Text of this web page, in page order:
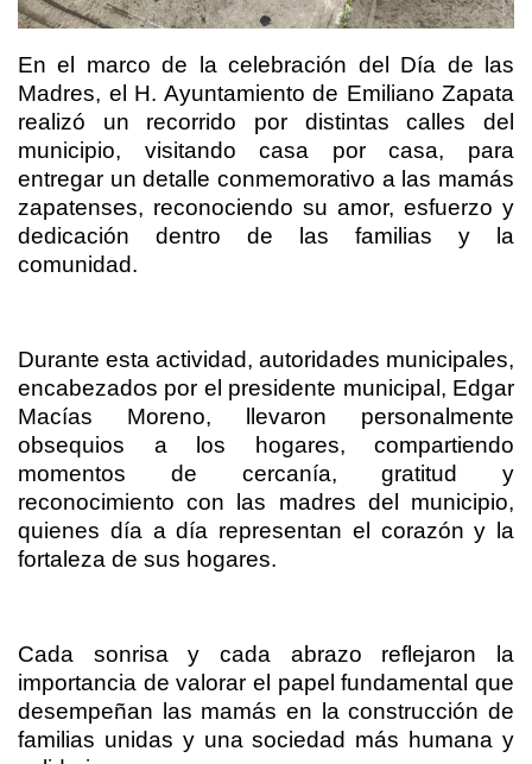
En el marco de la celebración del Día de las
Madres, el H. Ayuntamiento de Emiliano Zapata
realizó un recorrido por distintas calles del
municipio, visitando casa por casa, para
entregar un detalle conmemorativo a las mamás
zapatenses, reconociendo su amor, esfuerzo y
dedicación dentro de las familias y la
comunidad.
Durante esta actividad, autoridades municipales,
encabezados por el presidente municipal, Edgar
Macías Moreno, llevaron personalmente
obsequios a los hogares, compartiendo
momentos de cercanía, gratitud y
reconocimiento con las madres del municipio,
quienes día a día representan el corazón y la
fortaleza de sus hogares.
Cada sonrisa y cada abrazo reflejaron la
importancia de valorar el papel fundamental que
desempeñan las mamás en la construcción de
familias unidas y una sociedad más humana y